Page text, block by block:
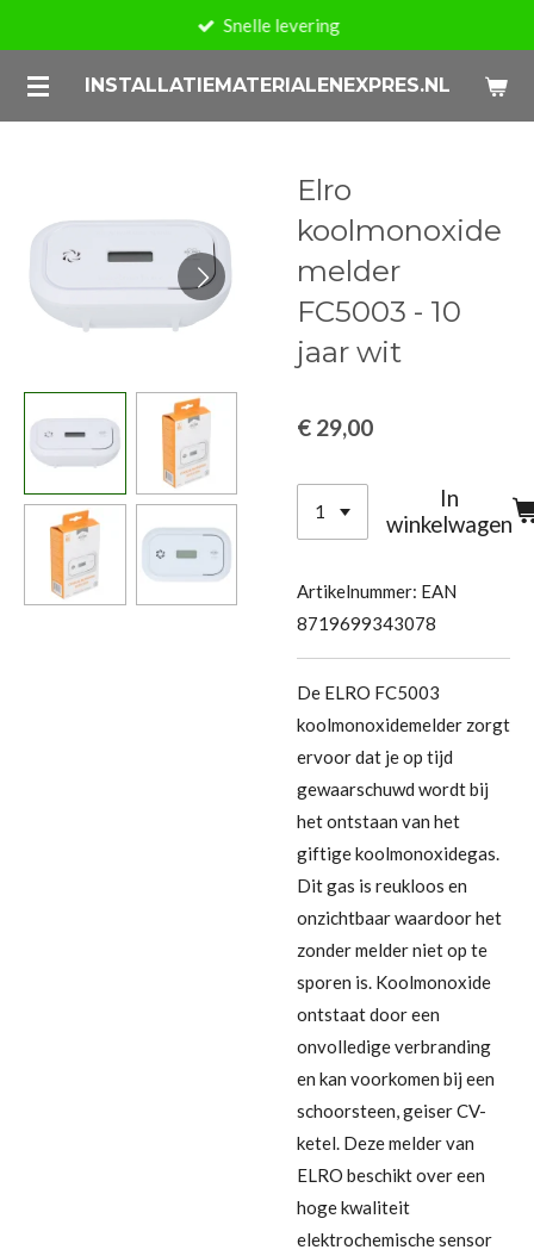
naar
de
INSTALLATIEMATERIALENEXPRES.NL
Snelle levering
Elro
koolmonoxide
melder
FC5003 - 10
jaar wit
€ 29,00
In
winkelwagen
Artikelnummer: EAN
8719699343078
De ELRO FC5003
koolmonoxidemelder zorgt
ervoor dat je op tijd
gewaarschuwd wordt bij
het ontstaan van het
giftige koolmonoxidegas.
Dit gas is reukloos en
onzichtbaar waardoor het
zonder melder niet op te
sporen is. Koolmonoxide
ontstaat door een
onvolledige verbranding
en kan voorkomen bij een
schoorsteen, geiser CV-
ketel. Deze melder van
ELRO beschikt over een
hoge kwaliteit
elektrochemische sensor